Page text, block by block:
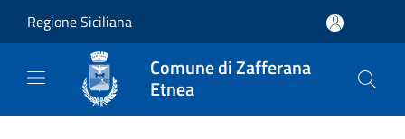
Regione Siciliana
Comune di Zafferana
Etnea